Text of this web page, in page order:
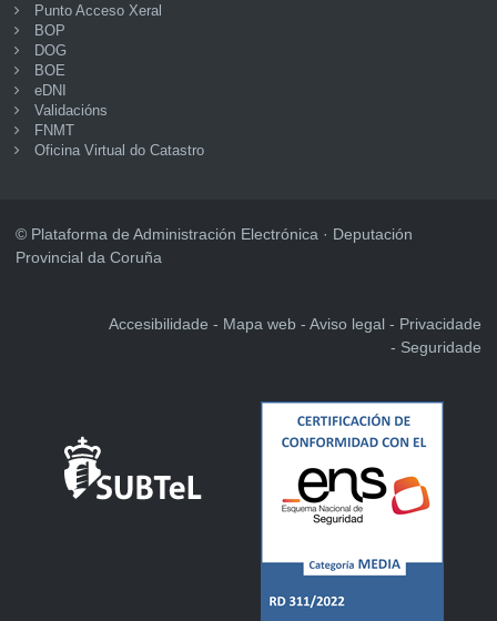
Punto Acceso Xeral
BOP
DOG
BOE
eDNI
Validacións
FNMT
Oficina Virtual do Catastro
© Plataforma de Administración Electrónica · Deputación
Provincial da Coruña
Accesibilidade Mapa web Aviso legal
Privacidade
Seguridade